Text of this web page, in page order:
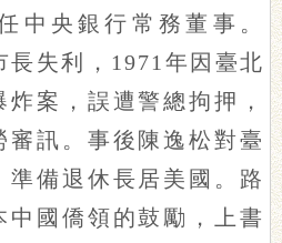
中央銀行常務董事。
長失利，1971年因臺北
案，誤遭警總拘押，
審訊。事後陳逸松對臺
準備退休長居美國。路
中國僑領的鼓勵，上書